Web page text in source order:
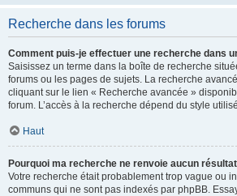
Recherche dans les forums
Comment puis-je effectuer une recherche dans
Saisissez un terme dans la boîte de recherche
forums ou les pages de sujets. La recherche
cliquant sur le lien « Recherche avancée »
forum. L’accès à la recherche dépend du style
Haut
Pourquoi ma recherche ne renvoie aucun
Votre recherche était probablement trop vague ou
communs qui ne sont pas indexés par phpBB.